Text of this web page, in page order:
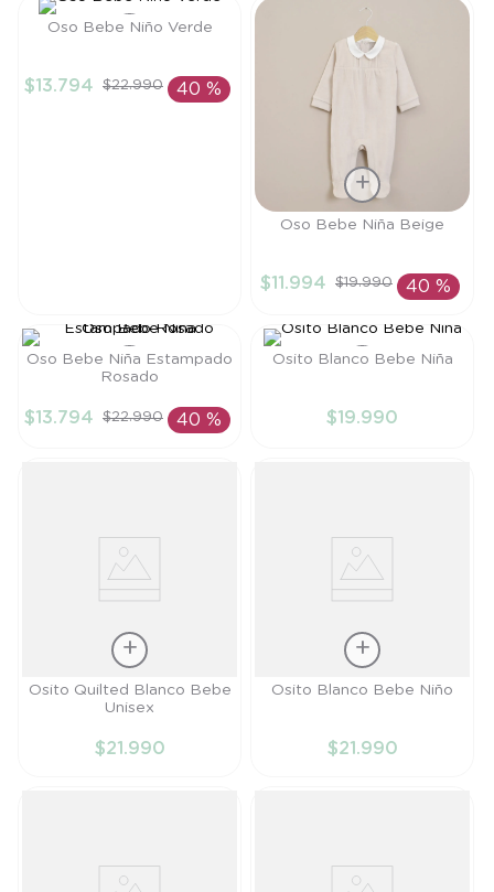
Oso Bebe Niño Verde
$13.794 $22.990 40 %
Talla
AÑADIR AL
Oso Bebe Niña Beige
$11 .994 $19.990 40 %
Oso Bebe Niña Estampado
Rosado
$13.794 $22.990 40 %
Osito Blanco Bebe Niña
$19.990
Talla
Osito Quilted Blanco Bebe
Unisex
$21 .990
Talla
Osito Blanco Bebe Niño
$21 .990
8.
saco
10. poleron